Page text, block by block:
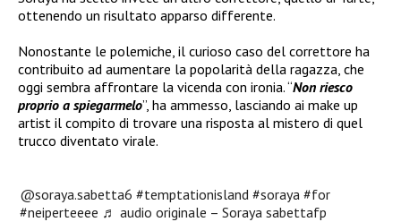
ottenendo un risultato apparso differente.
Nonostante le polemiche, il curioso caso del correttore ha
contribuito ad aumentare la popolarità della ragazza, che
oggi sembra affrontare la vicenda con ironia. “Non riesco
proprio a spiegarmelo”, ha ammesso, lasciando ai make up
artist il compito di trovare una risposta al mistero di quel
trucco diventato virale.
@soraya.sabetta6 #temptationisland #soraya #for
#neiperteeee ♬ audio originale – Soraya sabettafp